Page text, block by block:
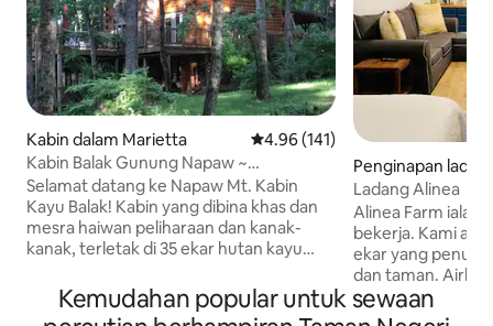
Kabin dalam Marietta Penarafan purata 4.96 daripada
4.96 (141)
Kabin Balak Gunung Napaw ~
Pengalaman Puncak Gunung yang Ajaib
Selamat datang ke Napaw Mt. Kabin
Kayu Balak! Kabin yang dibina khas dan
mesra haiwan peliharaan dan kanak-
kanak, terletak di 35 ekar hutan kayu
Dek yang mengelilingi memberikan
pemandangan indah Pergunungan Blue
Penginapan
ckens
Ladang Alinea
Alinea Farm ialah
bekerja. Kami
ekar yang penuh
dan taman. Airbnb ini baru diubahsuai
dan terletak di
kami. Walaupun
Kemudahan popular untuk sewaan